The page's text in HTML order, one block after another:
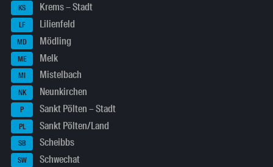
KS Krems – Stadt
LF Lilienfeld
MD Mödling
ME Melk
MI Mistelbach
NK Neunkirchen
P Sankt Pölten – Stadt
PL Sankt Pölten/Land
SB Scheibbs
SW Schwechat